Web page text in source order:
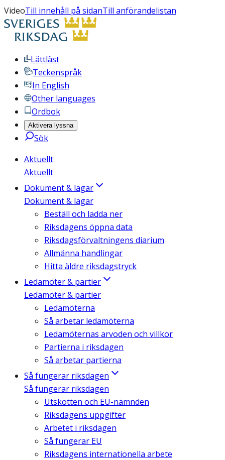
VideoTill innehåll på sidanTill anförandelistan
Lättläst
Teckenspråk
In English
Other languages
Ordbok
Aktivera lyssna
Sök
Aktuellt
Aktuellt
Dokument & lagar
Dokument & lagar
Beställ och ladda ner
Riksdagens öppna data
Riksdagsförvaltningens diarium
Allmänna handlingar
Hitta äldre riksdagstryck
Ledamöter & partier
Ledamöter & partier
Ledamöterna
Så arbetar ledamöterna
Ledamöternas arvoden och villkor
Partierna i riksdagen
Så arbetar partierna
Så fungerar riksdagen
Så fungerar riksdagen
Utskotten och EU-nämnden
Riksdagens uppgifter
Arbetet i riksdagen
Så fungerar EU
Riksdagens internationella arbete